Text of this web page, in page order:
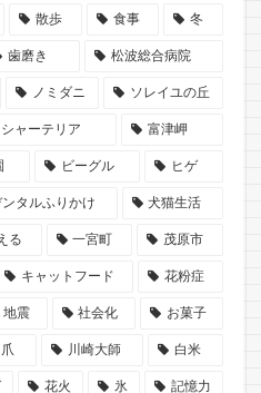
散歩 食事 冬
歯磨き 松波総合病院
ノミダニ ソレイユの丘
ャーテリア 富津岬
ビーグル ヒゲ
タルふりかけ 犬猫生活
る 一宮町 茂原市
キャットフード 花粉症
地震 社会化 お菓子
爪 川崎大師 白米
花火 氷 記憶力